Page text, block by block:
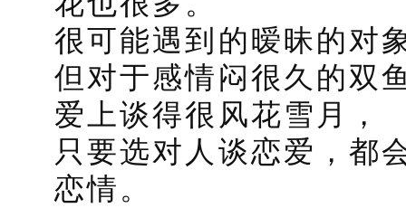
很可能遇到的暧昧的对
但对于感情闷很久的双
爱上谈得很风花雪月，
只要选对人谈恋爱，都
恋情。